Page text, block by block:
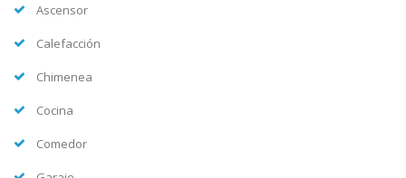
Ascensor
Calefacción
Chimenea
Cocina
Comedor